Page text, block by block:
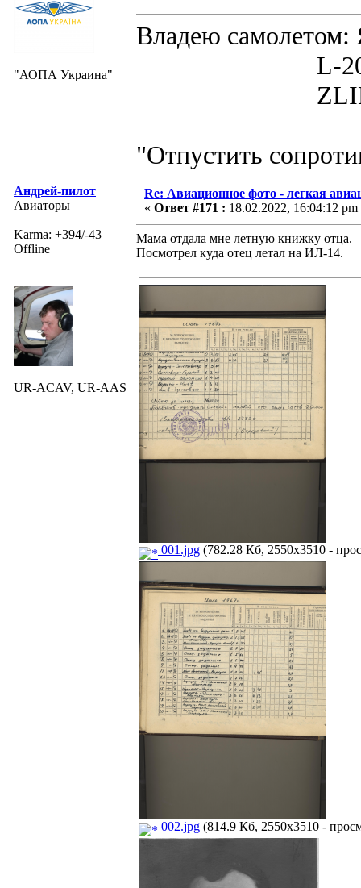
"АОПА Украина"
Владею
L-200D
ZLIN 526
"Отпустить
Андрей-пилот
Авиаторы
Karma: +394/-43
Offline
UR-ACAV, UR-AAS
Re: Авиационное фото - легкая
« Ответ #171 : 18.02.2022, 16:04:12 pm
Мама отдала мне летную книжку отца.
Посмотрел куда отец летал на ИЛ-14.
001.jpg (782.28 Кб, 2550x3510 -
002.jpg (814.9 Кб, 2550x3510 -